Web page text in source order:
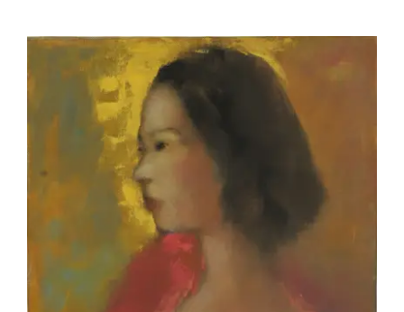
(1008) SUZZONI Romain – Portrait de
femme